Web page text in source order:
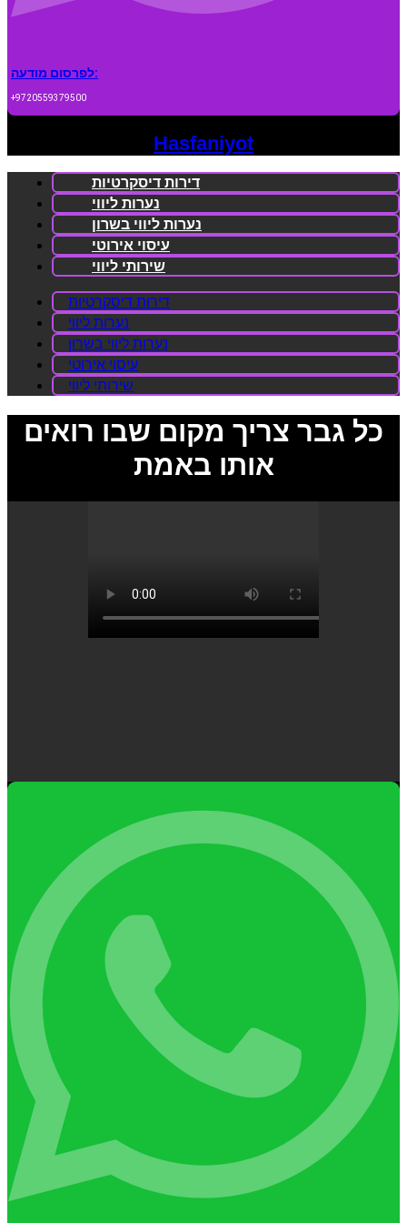
לפרסום מודעה:
+9720559379500
Hasfaniyot
דירות דיסקרטיות
נערות ליווי
נערות ליווי בשרון
עיסוי אירוטי
שירותי ליווי
דירות דיסקרטיות
נערות ליווי
נערות ליווי בשרון
עיסוי אירוטי
שירותי ליווי
כל גבר צריך מקום שבו רואים
אותו באמת